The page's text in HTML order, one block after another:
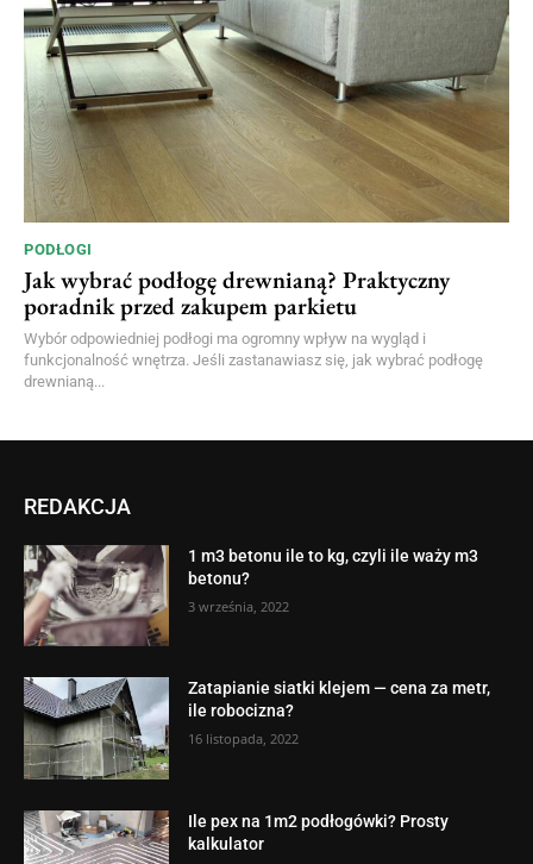
PODŁOGI
Jak wybrać podłogę drewnianą? Praktyczny
poradnik przed zakupem parkietu
Wybór odpowiedniej podłogi ma ogromny wpływ na wygląd i
funkcjonalność wnętrza. Jeśli zastanawiasz się, jak wybrać podłogę
drewnianą...
REDAKCJA
1 m3 betonu ile to kg, czyli ile waży m3
betonu?
3 września, 2022
Zatapianie siatki klejem — cena za metr,
ile robocizna?
16 listopada, 2022
Ile pex na 1m2 podłogówki? Prosty
kalkulator